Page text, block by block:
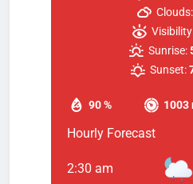
90 % 1003
Clouds:
Sunrise:
Sunset:
Hourly Forecast
2:30 am